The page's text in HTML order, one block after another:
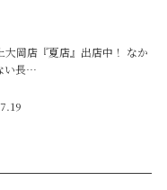
岡店『夏店』出店中！ なか
い長…